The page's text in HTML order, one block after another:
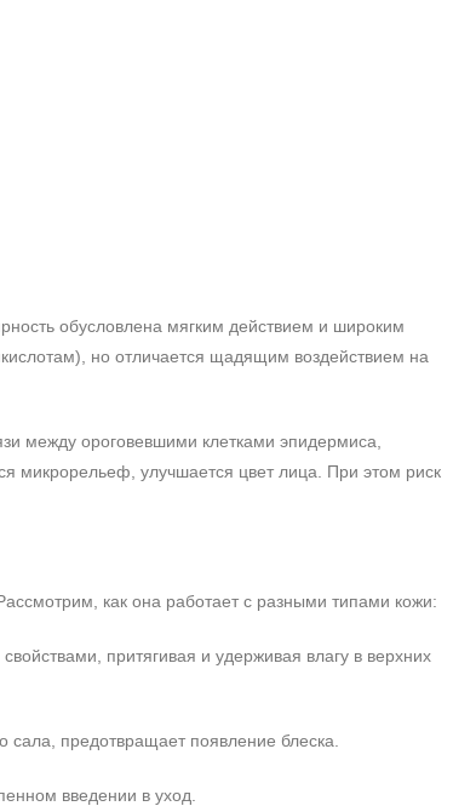
обусловлена мягким действием и широким
но отличается щадящим воздействием на
между ороговевшими клетками эпидермиса,
микрорельеф, улучшается цвет лица. При этом риск
как она работает с разными типами кожи:
притягивая и удерживая влагу в верхних
сала, предотвращает появление блеска.
введении в уход.